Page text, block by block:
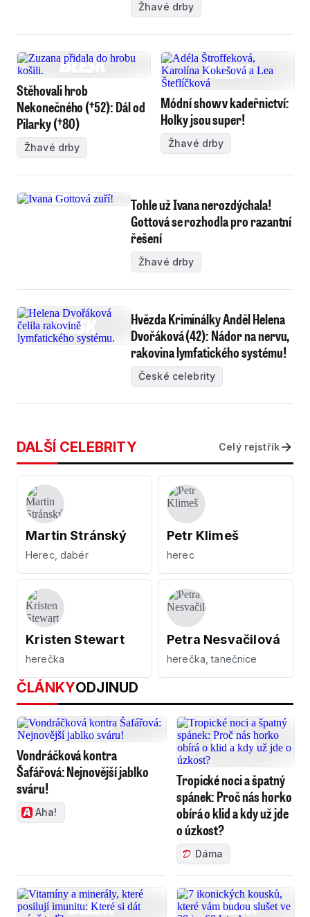
Žhavé drby
Stěhovali hrob
Nekonečného (†52): Dál od
Pilarky (†80)
Žhavé drby
Módní show v kadeřnictví:
Holky jsou super!
Žhavé drby
Tohle už Ivana nerozdýchala!
Gottová se rozhodla pro razantní
řešení
Žhavé drby
Hvězda Kriminálky Anděl Helena
Dvořáková (42): Nádor na nervu,
rakovina lymfatického systému!
České celebrity
DALŠÍ CELEBRITY Celý rejstřík
Martin Stránský
Herec, dabér
Petr Klimeš
herec
Kristen Stewart
herečka
Petra Nesvačilová
herečka, tanečnice
ČLÁNKYODJINUD
Vondráčková kontra
Šafářová: Nejnovější jablko
sváru!
Aha!
Tropické noci a špatný
spánek: Proč nás horko
obírá o klid a kdy už jde
o úzkost?
Dáma